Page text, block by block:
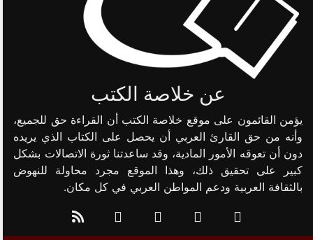
عن خلاصة الكتب
يؤمن القائمون على موقع خلاصة الكتب أن القراءة حق للجميع،
وأنه من حق القارئ العربي أن يحصل على الكتاب الذي يريده
دون أن تعوقه الأمور المادية، وقد ساعدتنا ثورة الاتصالات بشكل
كبير على تحقيق ذلك، وهذا الموقع مجرد محاولة للنهوض
بالثقافة العربية ودعم المواطن العربي في كل مكان.